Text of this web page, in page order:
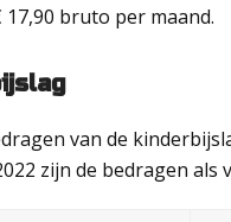
17,90 bruto per maand.
van de
zijn de bedragen als